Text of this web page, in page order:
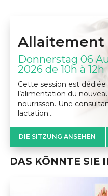
Allaitement
Donnerstag 06
2026 de 10h à 12h
Cette session est dédiée
l’alimentation du
nourrisson. Une
lactation…
DIE SITZUNG ANSEHEN
DAS KÖNNTE SIE